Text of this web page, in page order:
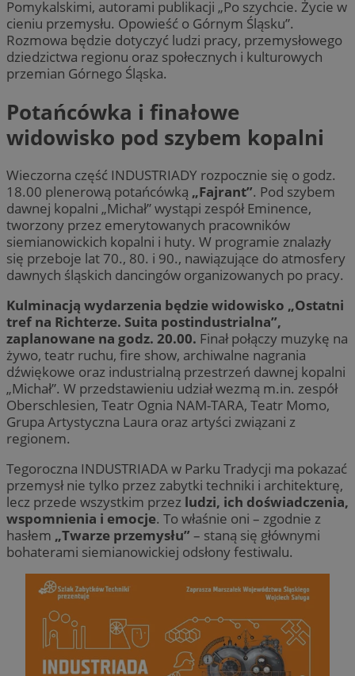
Pomykalskimi, autorami publikacji „Po szychcie. Życie w
cieniu przemysłu. Opowieść o Górnym Śląsku”.
Rozmowa będzie dotyczyć ludzi pracy, przemysłowego
dziedzictwa regionu oraz społecznych i kulturowych
przemian Górnego Śląska.
Potańcówka i finałowe
widowisko pod szybem kopalni
Wieczorna część INDUSTRIADY rozpocznie się o godz.
18.00 plenerową potańcówką „Fajrant”. Pod szybem
dawnej kopalni „Michał” wystąpi zespół Eminence,
tworzony przez emerytowanych pracowników
siemianowickich kopalni i huty. W programie znalazły
się przeboje lat 70., 80. i 90., nawiązujące do atmosfery
dawnych śląskich dancingów organizowanych po pracy.
Kulminacją wydarzenia będzie widowisko „Ostatni
tref na Richterze. Suita postindustrialna”,
zaplanowane na godz. 20.00. Finał połączy muzykę na
żywo, teatr ruchu, fire show, archiwalne nagrania
dźwiękowe oraz industrialną przestrzeń dawnej kopalni
„Michał”. W przedstawieniu udział wezmą m.in. zespół
Oberschlesien, Teatr Ognia NAM-TARA, Teatr Momo,
Grupa Artystyczna Laura oraz artyści związani z
regionem.
Tegoroczna INDUSTRIADA w Parku Tradycji ma pokazać
przemysł nie tylko przez zabytki techniki i architekturę,
lecz przede wszystkim przez ludzi, ich doświadczenia,
wspomnienia i emocje. To właśnie oni – zgodnie z
hasłem „Twarze przemysłu” – staną się głównymi
bohaterami siemianowickiej odsłony festiwalu.